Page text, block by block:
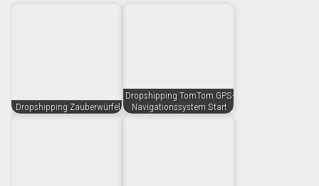
Dropshipping Zauberwürfel
Dropshipping TomTom GPS-
Navigationssystem Start